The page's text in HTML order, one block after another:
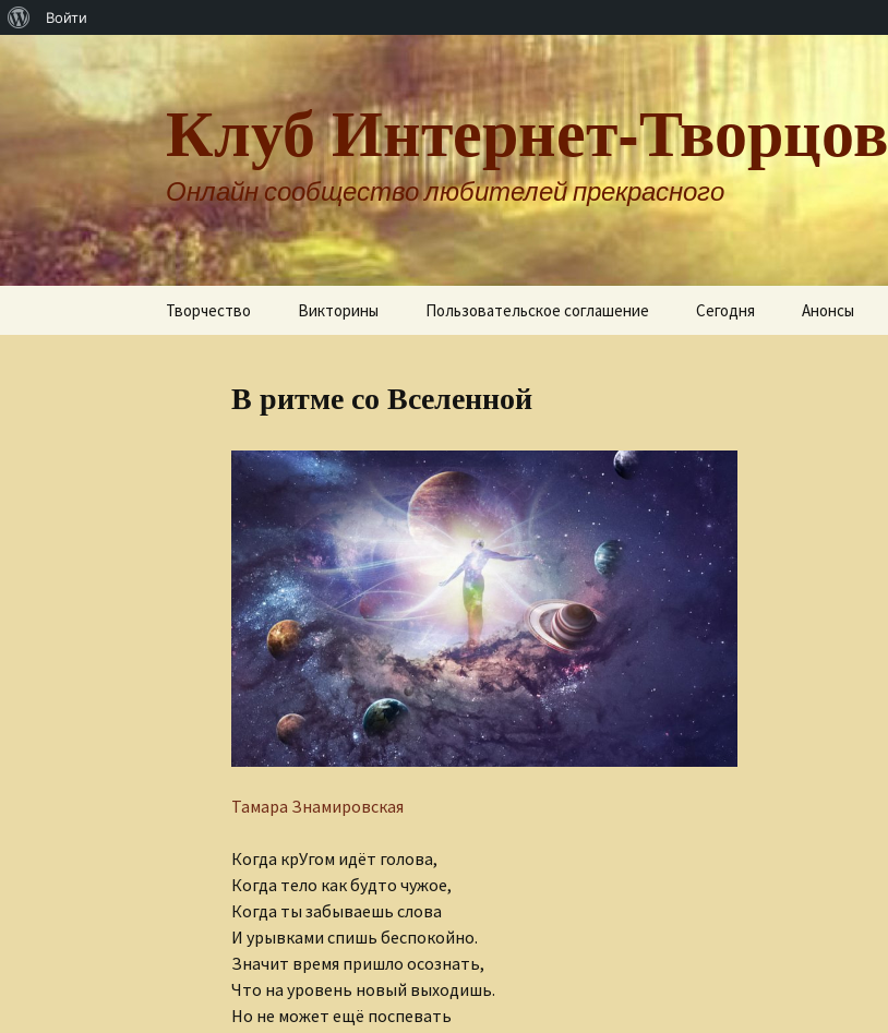
Войти
Клуб Интернет-Творцов
Онлайн сообщество любителей прекрасного
Творчество
Александр Бернгардт
Александр Шпренгер
Алеся Борисюк
Андрей Плетенчук
Валерий Гусаров
Валентина Мельникова
Валентина Мешкова
Вероника Родкевич
Виктор Деобальд
Гульнара Тырышкина
Елена Понкратова
Елена Рафеева
Клуб интернет-
Викторины Пользовательское соглашение Сегодня Анонсы
В ритме со Вселенной
Тамара Знамировская
Когда крУгом идёт голова,
Когда тело как будто чужое,
Когда ты забываешь слова
И урывками спишь беспокойно.
Значит время пришло осознать,
Что на уровень новый выходишь.
Но не может ещё поспевать